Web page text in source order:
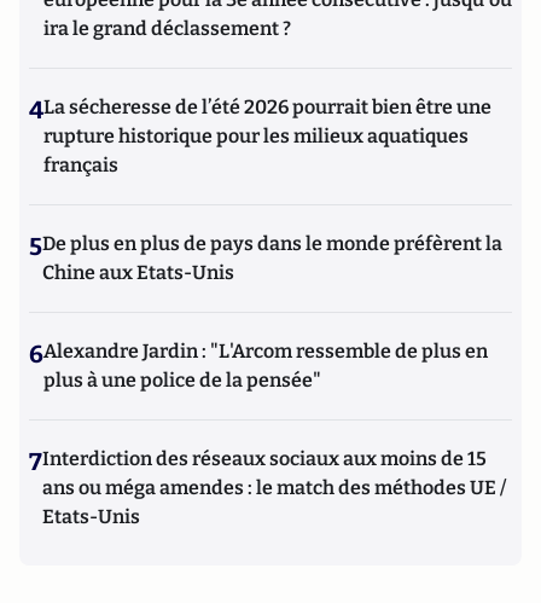
ira le grand déclassement ?
4La sécheresse de l’été 2026 pourrait bien être une
rupture historique pour les milieux aquatiques
français
5De plus en plus de pays dans le monde préfèrent la
Chine aux Etats-Unis
6Alexandre Jardin : "L'Arcom ressemble de plus en
plus à une police de la pensée"
7Interdiction des réseaux sociaux aux moins de 15
ans ou méga amendes : le match des méthodes UE /
Etats-Unis